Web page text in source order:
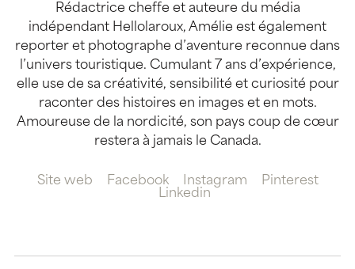
Rédactrice cheffe et auteure du média
indépendant Hellolaroux, Amélie est également
reporter et photographe d’aventure reconnue dans
l’univers touristique. Cumulant 7 ans d’expérience,
elle use de sa créativité, sensibilité et curiosité pour
raconter des histoires en images et en mots.
Amoureuse de la nordicité, son pays coup de cœur
restera à jamais le Canada.
Site web Facebook Instagram
Pinterest
Linkedin